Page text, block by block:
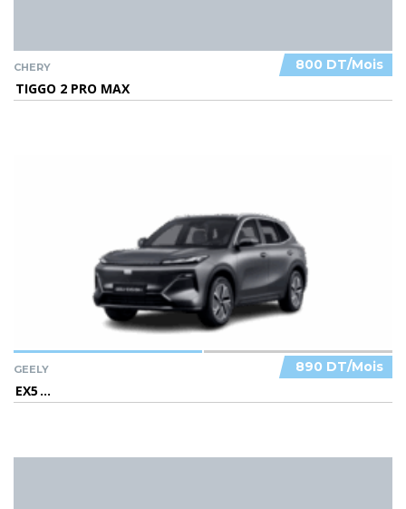
800 DT/Mois
CHERY
TIGGO 2 PRO MAX
890 DT/Mois
GEELY
EX5...